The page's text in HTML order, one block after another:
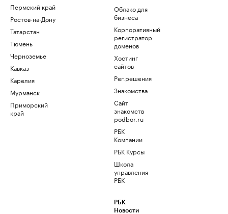
Пермский край
Ростов-на-Дону
Татарстан
Тюмень
Черноземье
Кавказ
Карелия
Мурманск
Приморский
край
Облако для
бизнеса
Корпоративный
регистратор
доменов
Хостинг
сайтов
Рег.решения
Знакомства
Сайт
знакомств
podbor.ru
РБК
Компании
РБК Курсы
Школа
управления
РБК
РБК
Новости